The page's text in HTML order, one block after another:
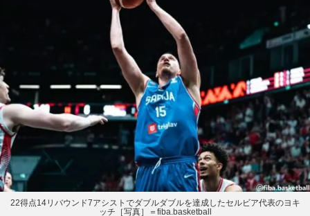
22得点14リバウンド7アシストでダブルダブルを達成したセルビア代表のヨキ
ッチ［写真］＝fiba.basketball